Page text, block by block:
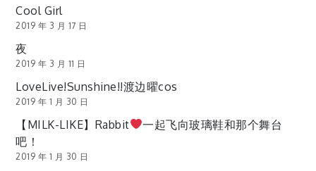
Cool Girl
2019 年 3 月 17 日
夜
2019 年 3 月 11 日
LoveLive!Sunshine!!渡边曜cos
2019 年 1 月 30 日
【MILK-LIKE】Rabbit
一起飞向玻璃鞋和那个舞台
吧！
2019 年 1 月 30 日